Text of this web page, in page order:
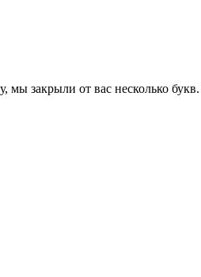
закрыли от вас несколько